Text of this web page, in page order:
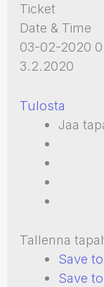
Ticket
Date & Time
03-02-2020
3.2.2020
Tulosta
Jaa
Tallenna
Save
Save